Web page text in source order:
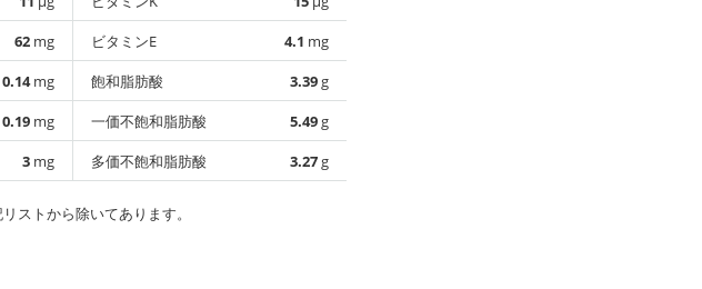
62 mg
0.14mg
0.19 mg
3 mg
ビタミンE
4.1 mg
飽和脂肪酸
3.39g
一価不飽和脂肪酸
5.49g
多価不飽和脂肪酸
3.27g
ストから除いてあります。